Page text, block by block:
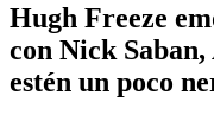
Hugh Freeze
con Nick
estén un poco